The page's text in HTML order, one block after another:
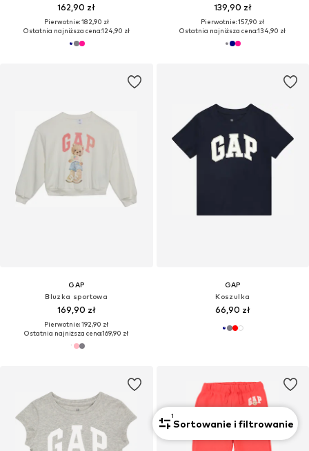
162,90 zł
Pierwotnie: 182,90 zł
Ostatnia najniższa cena:124,90 zł
139,90 zł
Pierwotnie: 157,90 zł
Ostatnia najniższa cena:134,90 zł
GAP
Bluzka sportowa
169,90 zł
Pierwotnie: 192,90 zł
Ostatnia najniższa cena:169,90 zł
GAP
Koszulka
66,90 zł
1
Sortowanie i filtrowanie